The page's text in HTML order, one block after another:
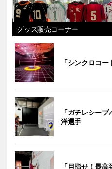
グッズ販売コーナー
「シンクロコー
「ガチレシー
洋選手
「目指せ！最